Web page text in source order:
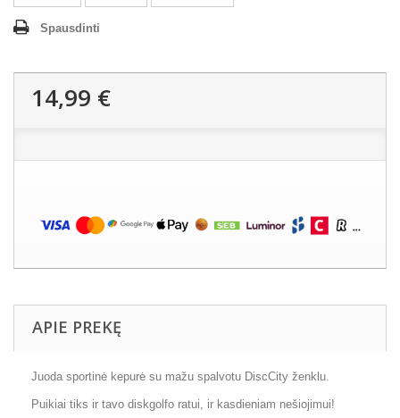
Spausdinti
14,99 €
APIE PREKĘ
Juoda sportinė kepurė su mažu spalvotu DiscCity ženklu.
Puikiai tiks ir tavo diskgolfo ratui, ir kasdieniam nešiojimui!